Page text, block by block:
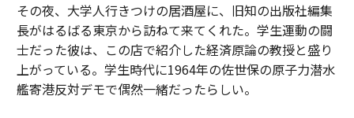
その夜、大学人行きつけの居酒屋に、旧知の出版社編集
長がはるばる東京から訪ねて来てくれた。学生運動の闘
士だった彼は、この店で紹介した経済原論の教授と盛り
上がっている。学生時代に1964年の佐世保の原子力潜水
艦寄港反対デモで偶然一緒だったらしい。